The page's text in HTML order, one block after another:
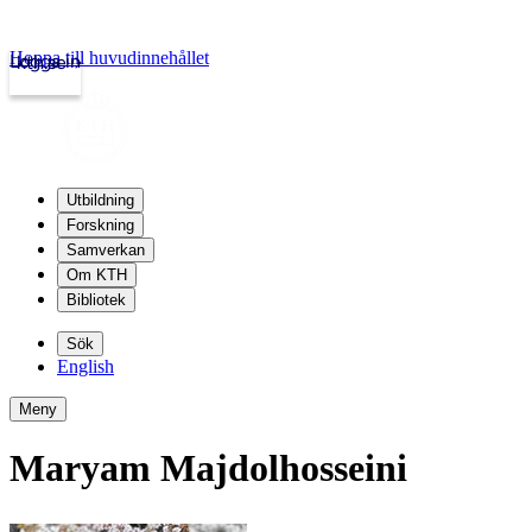
kth.se
Logga in
Hoppa till huvudinnehållet
Utbildning
Forskning
Samverkan
Om KTH
Bibliotek
Sök
English
Meny
Maryam Majdolhosseini